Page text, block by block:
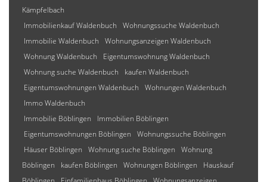
Kämpfelbach
Immobilienkauf Waldenbuch
Wohnungssuche Waldenbuch
Immobilie Waldenbuch
Wohnungsanzeigen Waldenbuch
Wohnung Waldenbuch
Eigentumswohnung Waldenbuch
Wohnung suche Waldenbuch
kaufen Waldenbuch
Eigentumswohnungen Waldenbuch
Wohnungen Waldenbuch
Immo Waldenbuch
Immobilie Böblingen
Immobilien Böblingen
Eigentumswohnungen Böblingen
Wohnungssuche Böblingen
Häuser Böblingen
Wohnung suche Böblingen
Wohnung
Böblingen
kaufen Böblingen Wohnungen Böblingen
Hauskauf